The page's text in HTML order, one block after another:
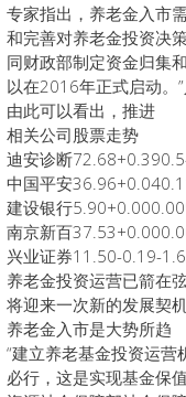
专家指出，养老金入市
和完善对养老金投资决
同财政部制定资金归集
以在2016年正式启动。
由此可以看出，推进
相关公司股票走势
迪安诊断
中国平安
建设银行
南京新百
兴业证券11.50-0.19-
养老金投资运营已箭在
将迎来一次新的发展契机
养老金入市是大势所趋
“建立养老基金投资运
必行，这是实现基金保